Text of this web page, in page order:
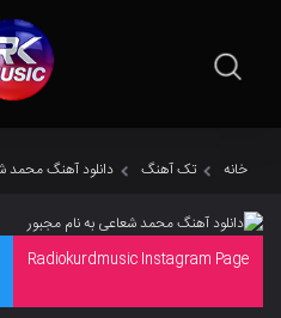
خانه تک آهنگ دانلود آهنگ محمد
Radiokurdmusic Instagram Page